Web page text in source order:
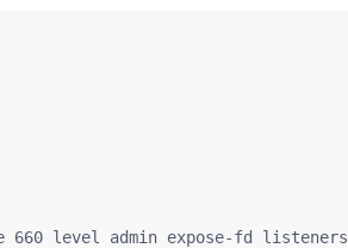
660 level admin expose-fd listeners